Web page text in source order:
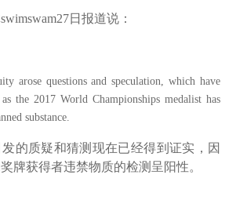
swimswam27日报道说：
arose questions and speculation, which have
the 2017 World Championships medalist has
substance.
的质疑和猜测现在已经得到证实，因
牌获得者违禁物质的检测呈阳性。